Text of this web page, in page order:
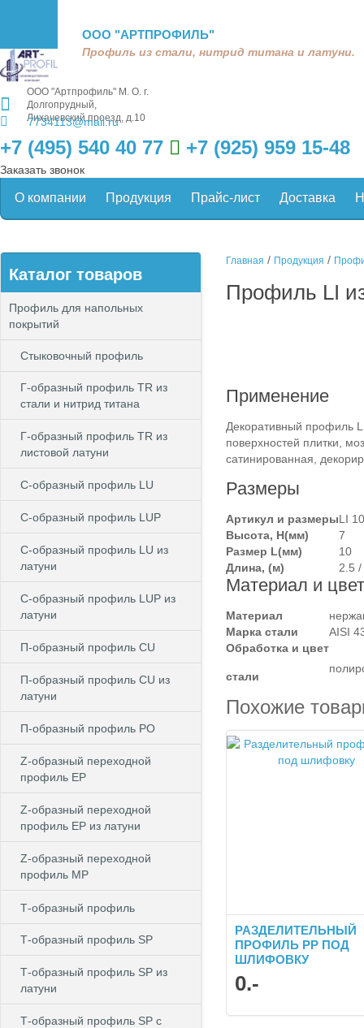
ООО "АРТПРОФИЛЬ"
Профиль из стали, нитрид титана и латуни.
ООО "Артпрофиль" М. О. г.
Долгопрудный,
Лихачевский проезд, д.10
7734113@mail.ru
+7 (495) 540 40 77 +7 (925) 959 15-48
Заказать звонок
О компании Продукция Прайс-лист Доставка
Каталог товаров
Профиль для напольных
покрытий
Стыковочный профиль
Г-образный профиль TR из
стали и нитрид титана
Г-образный профиль TR из
листовой латуни
C-образный профиль LU
C-образный профиль LUP
C-образный профиль LU из
латуни
C-образный профиль LUP из
латуни
П-образный профиль CU
П-образный профиль CU из
латуни
П-образный профиль PO
Z-образный переходной
профиль EP
Z-образный переходной
профиль EP из латуни
Z-образный переходной
профиль MP
Т-образный профиль
Т-образный профиль SP
Т-образный профиль SP из
латуни
Т-образный профиль SP c
Главная / Продукция /
Профиль LI
Применение
Декоративный профиль
поверхностей плитки,
сатинированная,
Размеры
Артикул и размерыLI 10
Высота, Н(мм)
7
Размер L(мм)
10
Длина, (м)
2.5
Материал и цвет
Материал
Марка стали
AISI
Обработка и цвет
стали
Похожие
РАЗДЕЛИТЕЛЬНЫЙ
ПРОФИЛЬ PP ПОД
ШЛИФОВКУ
0.-